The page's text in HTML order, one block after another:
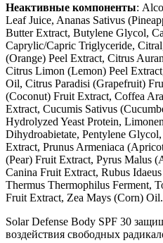
Неактивные компоненты:
Leaf Juice, Ananas Sativus
Butter Extract, Butylene Glycol,
Caprylic/Capric Triglyceride,
(Orange) Peel Extract, Citrus
Citrus Limon (Lemon) Peel
Oil, Citrus Paradisi (Grapefruit)
(Coconut) Fruit Extract, Coffea
Extract, Cucumis Sativus
Hydrolyzed Yeast Protein,
Dihydroabietate, Pentylene
Extract, Prunus Armeniaca
(Pear) Fruit Extract, Pyrus Malus
Canina Fruit Extract, Rubus
Thermus Thermophilus Ferment,
Fruit Extract, Zea Mays (Corn) Oil.
Solar Defense Body SPF 30
воздействия свободных